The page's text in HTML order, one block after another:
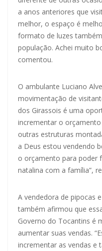
a anos anteriores que
melhor, o espaço é
formato de luzes
população. Achei muito
comentou.
O ambulante Luciano
movimentação de
dos Girassois é uma
incrementar o
outras estruturas
a Deus estou vendendo
o orçamento para poder
natalina com a família”,
A vendedora de pipocas
também afirmou que
Governo do Tocantins é
aumentar suas vendas.
incrementar as vendas e